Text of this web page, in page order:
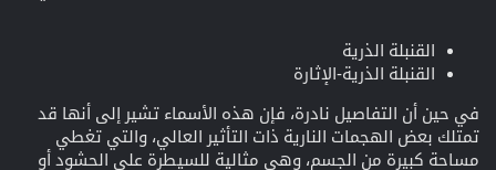
القنبلة الذرية
القنبلة الذرية-الإثارة
في حين أن التفاصيل نادرة، فإن هذه الأسماء تشير إلى أنها قد
تمتلك بعض الهجمات النارية ذات التأثير العالي، والتي تغطي
مساحة كبيرة من الجسم، وهي مثالية للسيطرة على الحشود أو